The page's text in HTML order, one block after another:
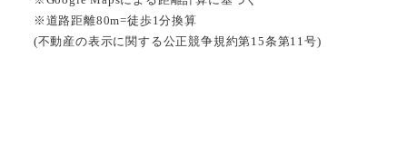
※道路距離80m=徒歩1分換算
(不動産の表示に関する公正競争規約第15条第11号)